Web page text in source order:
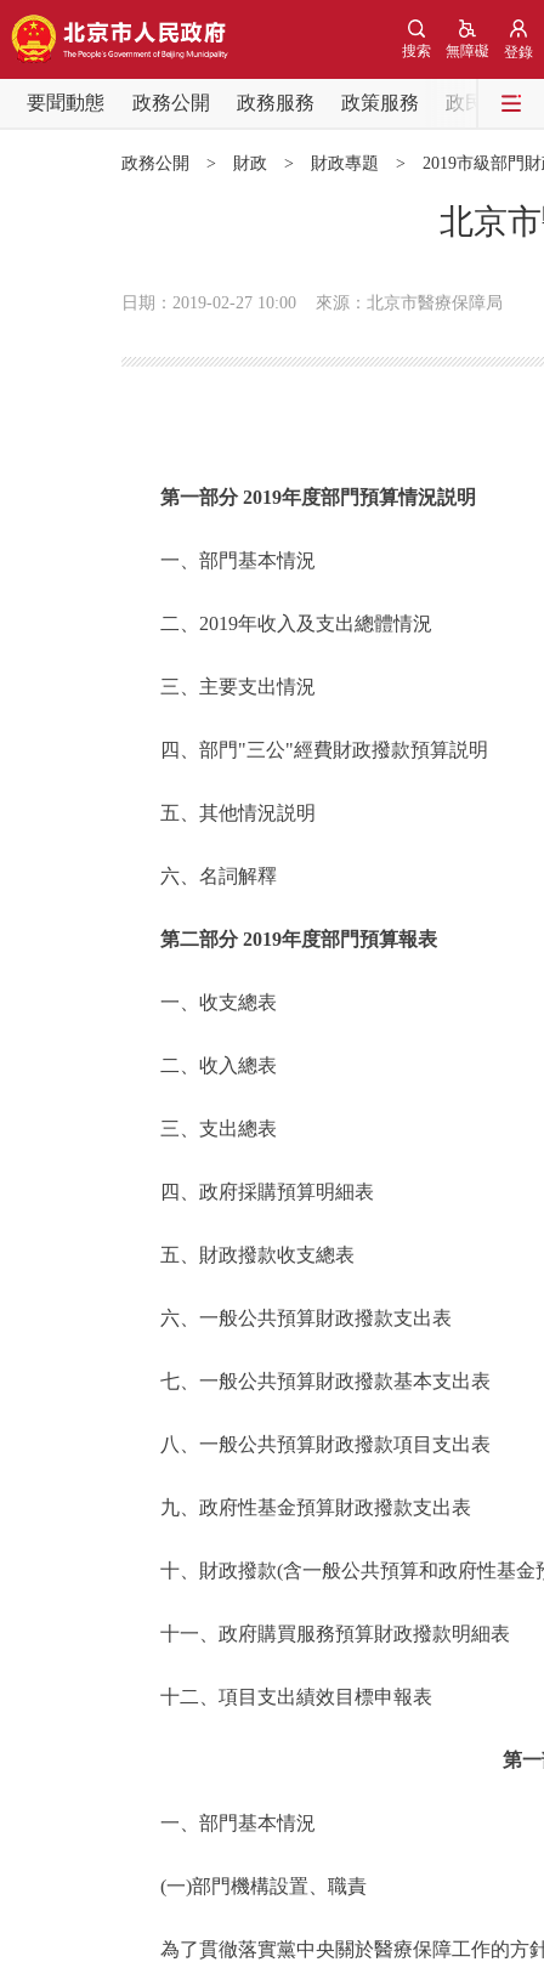
登錄
無障礙
搜索
要聞動態 政務公開 政務服務 政策服務
政民互動
便民服務
仲介服務
政民互動
12345網上接訴即辦
參與調查
走進北京
北京概況
綠色北京
ENGLISH
政務公開 > 財政 > 財政專題 > 2019市級部門
北京
日期：2019-02-27 10:00 來源：北京市醫療保障局
第一部分 2019年度部門預算情況説明
一、部門基本情況
二、2019年收入及支出總體情況
三、主要支出情況
四、部門"三公"經費財政撥款預算説明
五、其他情況説明
六、名詞解釋
第二部分 2019年度部門預算報表
一、收支總表
二、收入總表
三、支出總表
四、政府採購預算明細表
五、財政撥款收支總表
六、一般公共預算財政撥款支出表
七、一般公共預算財政撥款基本支出表
八、一般公共預算財政撥款項目支出表
九、政府性基金預算財政撥款支出表
十、財政撥款(含一般公共預算和政府性基金
十一、政府購買服務預算財政撥款明細表
十二、項目支出績效目標申報表
第
一、部門基本情況
(一)部門機構設置、職責
為了貫徹落實黨中央關於醫療保障工作的方針